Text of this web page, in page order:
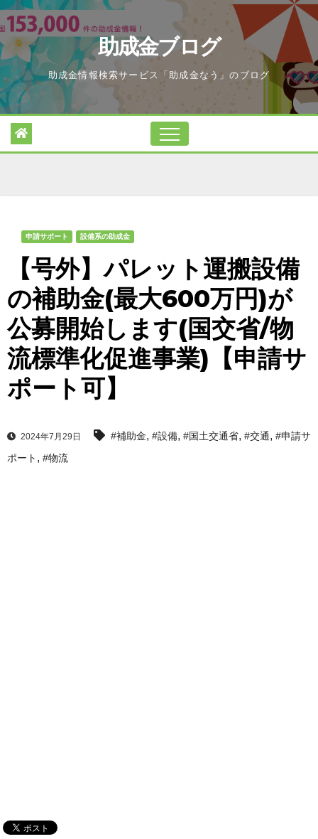
Skip
to
content
助成金ブログ
助成金情報検索サービス「助成金なう」のブログ
申請サポート 設備系の助成金
【号外】パレット運搬設備
の補助金(最大600万円)が
公募開始します(国交省/物
流標準化促進事業)【申請サ
ポート可】
2024年7月29日 #補助金, #設備, #国土交通省, #交通, #申請サ
ポート , #物流